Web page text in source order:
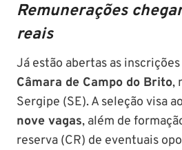
Remunerações
reais
Já estão abertas as inscrições
Câmara de Campo do Brito,
Sergipe (SE). A seleção visa
nove vagas, além de
reserva (CR) de eventuais